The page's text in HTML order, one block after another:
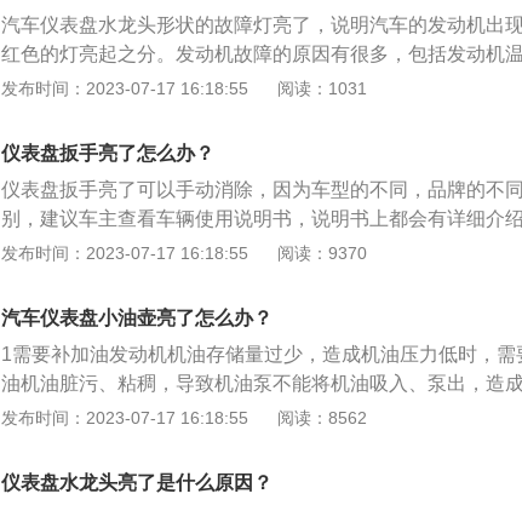
缸内污染物增高，造成火花塞放电不良，燃烧不充分，排气
去正规加油站更换燃油。6、水箱漏水，造成发动机各部位
喷射不良，造成发动机燃烧不完全。解决方法：去4S店维修
决方法：去4S店检查维修进气系统，清理火花塞积碳。3、发
速时，容易熄火。可能是进气系统有漏气、喷油系统供油压
法：去4S店检查维修进气系统和喷油系统4、发动机转速不
可能是冷起动喷油器有故障、火花塞出现老化问题等。解决
电压过低、点火时间过迟等。解决方法：去4S店检查维修点
机油。解决方法：去4S店检查维修发动机。7、发动机噪音
性。解决方法：去4S店检查维修发动机。8、机油压力不够
器线头是否脱落搭铁，是否损坏。解决方法：去4S店检查维
汽车仪表盘水龙头形状的故障灯亮了，说明汽车的发动机出
红色的灯亮起之分。发动机故障的原因有很多，包括发动机
碳严重、发动机缺缸、火花塞故障等。有一种自检的情况，
灯，说明发动机有故障，但是该故障不影响发动机的正常工
了；2、红色符号灯，说明发动机有严重故障，正常情况下需
仪表盘水龙头亮了的原因及解决办法：1、发动机温度过高
时，发动机经过长时间超负荷运转，很容易就出现发动机温
情况不仅会降低发动机的使用寿命，还会增加汽车的油耗。
常低转速行驶，或者添加了质量较低的燃油，发动机内的燃
而形成积碳。发动机产生积碳会影响汽车的动力，要及时对
动机缺缸：引起发动机缺缸的原因有很多，主要都是点火系
会使发动机内的燃油不能正常点燃，从而造成发动机故障。
发布时间：2023-07-17 16:18:55 阅读：1031
仪表盘扳手亮了怎么办？
仪表盘扳手亮了可以手动消除，因为车型的不同，品牌的不
别，建议车主查看车辆使用说明书，说明书上都会有详细介
亮了，是提醒车主需要给车辆保养了，这个功能并不是车辆
要保养。有的车型保养完了扳手标志就会消失，但是有的车
动消失，必须通过电脑才能消除。
发布时间：2023-07-17 16:18:55 阅读：9370
汽车仪表盘小油壶亮了怎么办？
1需要补加油发动机机油存储量过少，造成机油压力低时，
油机油脏污、粘稠，导致机油泵不能将机油吸入、泵出，造
力。必须换油。3检修冷却系统机油变稀，从发动机的各摩擦
坏或其零部件磨损超标，导致机油压力低或无压力，这时需要
发布时间：2023-07-17 16:18:55 阅读：8562
仪表盘水龙头亮了是什么原因？